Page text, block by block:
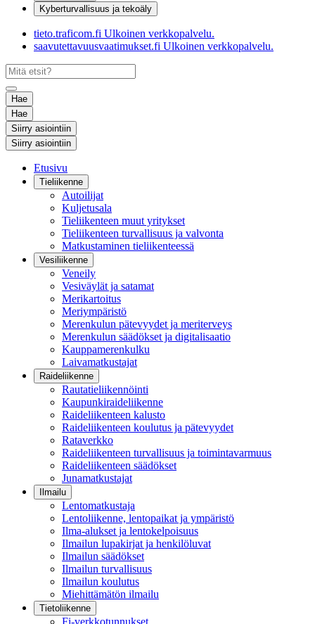
Kyberturvallisuus ja tekoäly
tieto.traficom.fi Ulkoinen verkkopalvelu.
saavutettavuusvaatimukset.fi Ulkoinen verkkopalvelu.
Hae
Hae
Siirry asiointiin
Siirry asiointiin
Etusivu
Tieliikenne
Autoilijat
Kuljetusala
Tieliikenteen muut yritykset
Tieliikenteen turvallisuus ja valvonta
Matkustaminen tieliikenteessä
Vesiliikenne
Veneily
Vesiväylät ja satamat
Merikartoitus
Meriympäristö
Merenkulun pätevyydet ja meriterveys
Merenkulun säädökset ja digitalisaatio
Kauppamerenkulku
Laivamatkustajat
Raideliikenne
Rautatieliikennöinti
Kaupunkiraideliikenne
Raideliikenteen kalusto
Raideliikenteen koulutus ja pätevyydet
Rataverkko
Raideliikenteen turvallisuus ja toimintavarmuus
Raideliikenteen säädökset
Junamatkustajat
Ilmailu
Lentomatkustaja
Lentoliikenne, lentopaikat ja ympäristö
Ilma-alukset ja lentokelpoisuus
Ilmailun lupakirjat ja henkilöluvat
Ilmailun säädökset
Ilmailun turvallisuus
Ilmailun koulutus
Miehittämätön ilmailu
Tietoliikenne
Fi-verkkotunnukset